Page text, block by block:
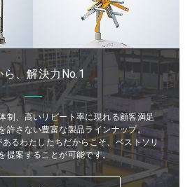
ら、解決力No.1
制、高いリピート率に現れる顧客満足
許さない豊富な製品ラインナップ。
るわたしたちだからこそ、ベストソリ
提案することが可能です。